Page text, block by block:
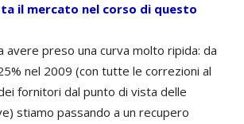
il mercato nel corso di questo
avere preso una curva molto ripida: da
nel 2009 (con tutte le correzioni al
fornitori dal punto di vista delle
stiamo passando a un recupero